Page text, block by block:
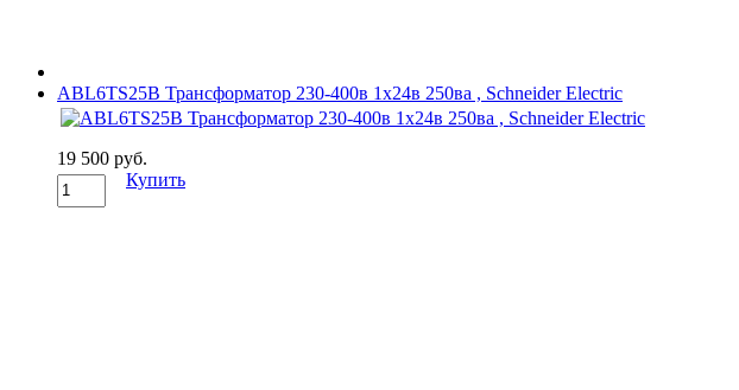
ABL6TS25B Трансформатор 230-400в 1x24в 250вa , Schneider Electric
19 500 руб.
Купить